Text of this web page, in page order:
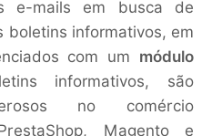
e-mails em busca de
boletins informativos, em
com um módulo
informativos, são
no comércio
Magento e